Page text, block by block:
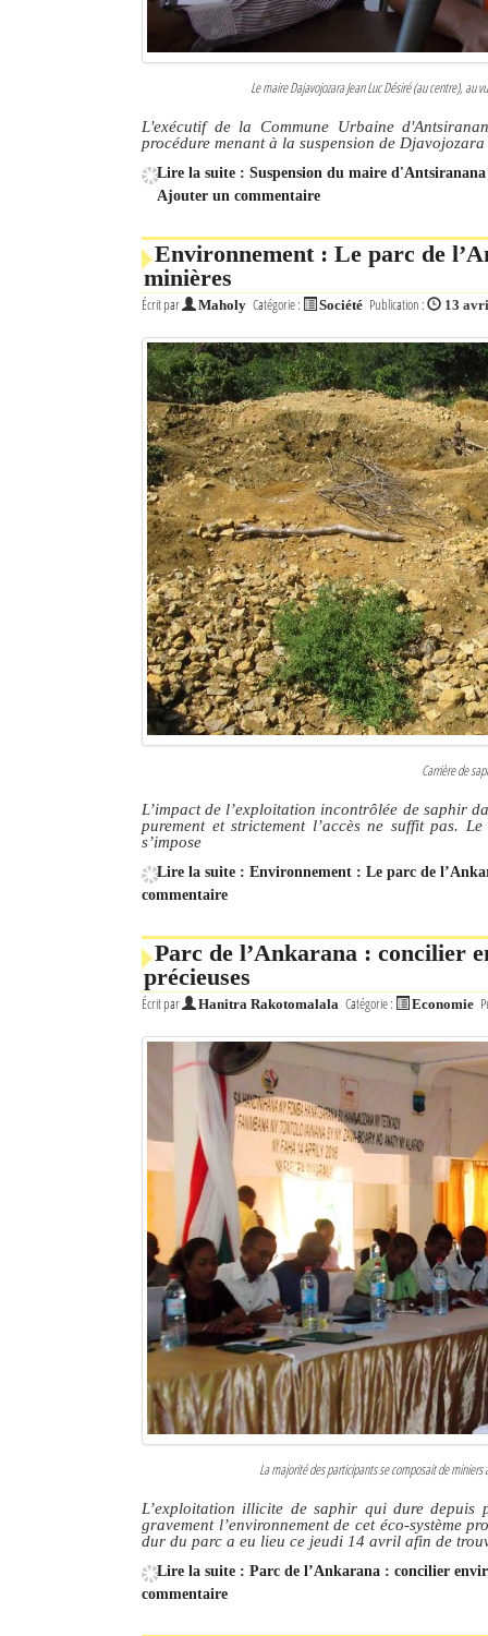
Le maire Dajavojozara Jean Luc Désiré (au centre),
L'exécutif de la Commune Urbaine
procédure menant à la suspension de
Lire la suite : Suspension du maire
Ajouter un commentaire
Environnement : Le parc de
minières
Écrit par Maholy Catégorie : Société Publication : 13
Carrière de
L’impact de l’exploitation incontrôlée de saphir
purement et strictement l’accès ne suffit pas.
s’impose
Lire la suite : Environnement : Le parc de
commentaire
Parc de l’Ankarana : concilier
précieuses
Écrit par Hanitra Rakotomalala Catégorie : Economie
La majorité des participants se composait de
L’exploitation illicite de saphir qui dure depuis
gravement l’environnement de cet éco-système
dur du parc a eu lieu ce jeudi 14 avril afin de
Lire la suite : Parc de l’Ankarana : concilier
commentaire